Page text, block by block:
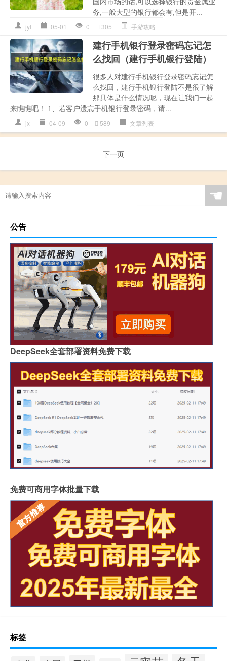
务,一般大型的银行都会有,但是开...
jyl 05-01 0 305 手游攻略
建行手机银行登录密码忘记怎
么找回（建行手机银行登陆）
很多人对建行手机银行登录密码忘记怎
么找回，建行手机银行登陆不是很了解
那具体是什么情况呢，现在让我们一起
来瞧瞧吧！ 1、若客户遗忘手机银行登录密码，请...
jx 04-09 0 589 文章列表
下一页
☚
公告
DeepSeek全套部署资料免费下载
免费可商用字体批量下载
标签